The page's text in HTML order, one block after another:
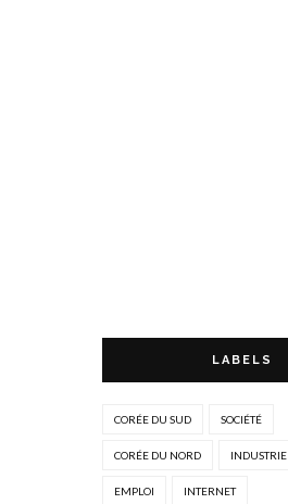
LABELS
CORÉE DU SUD SOCIÉTÉ
CORÉE DU NORD INDUSTRIE
EMPLOI INTERNET